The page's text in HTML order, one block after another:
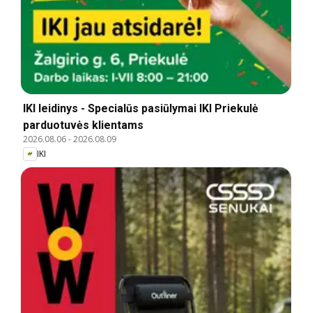
IKI leidinys - Specialūs pasiūlymai IKI Priekulė
parduotuvės klientams
2026.08.06-2026.08.09
IKI